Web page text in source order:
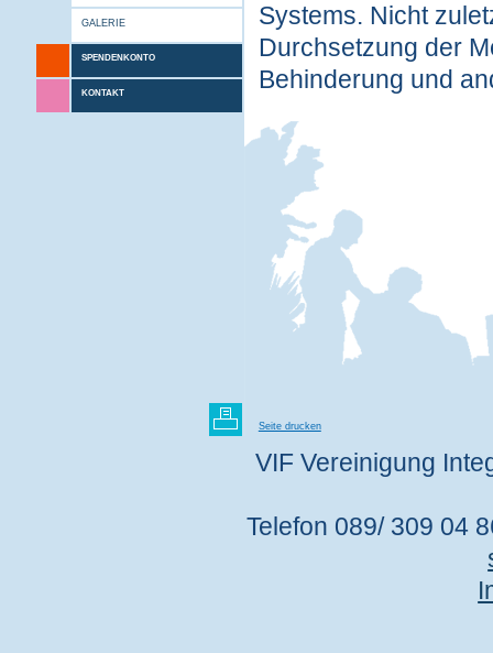
GALERIE
SPENDENKONTO
KONTAKT
Systems. Nicht
Durchsetzung der
Behinderung und
Seite drucken
VIF Vereinigung
Telefon 089/ 309 04